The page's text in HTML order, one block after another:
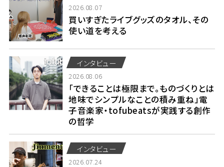
2026.08.07
買いすぎたライブグッズのタオル、その
使い道を考える
インタビュー
2026.08.06
「できることは極限まで。ものづくりとは
地味でシンプルなことの積み重ね」電
子音楽家・tofubeatsが実践する創作
の哲学
インタビュー
2026.07.24